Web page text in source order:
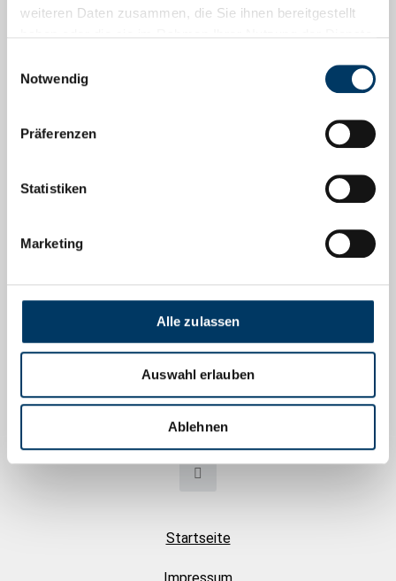
weiteren Daten zusammen, die Sie ihnen bereitgestellt
Notwendig
Präferenzen
Statistiken
Marketing
Alle zulassen
Auswahl erlauben
Ablehnen
Herausgegeben von
Startseite